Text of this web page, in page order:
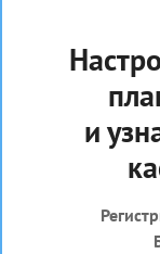
и